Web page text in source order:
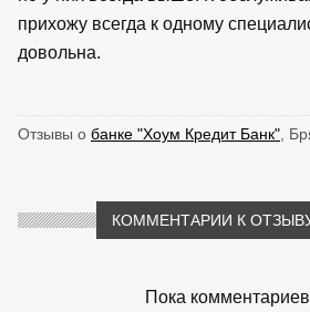
прихожу всегда к одному
довольна.
Отзывы о банке "Хоум Кредит Банк" ,
КОММЕНТАРИИ К
Пока комментариев